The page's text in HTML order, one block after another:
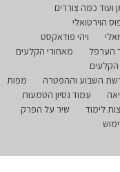
ועוד כמה צוררים
הוירטואלי
ויהי פודאקסט
הערפל
מאחורי הקלעים
הקלעים
השבוע וההפטרה
מפות
עמוד נסיון הטמעות
לימוד
שיר על הפרק